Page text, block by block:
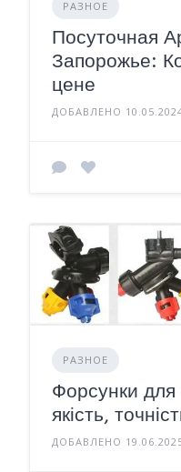
РАЗНОЕ
Посуточная
Запорожье:
цене
ДОБАВЛЕНО
РАЗНОЕ
Форсунки для
якість,
ДОБАВЛЕНО